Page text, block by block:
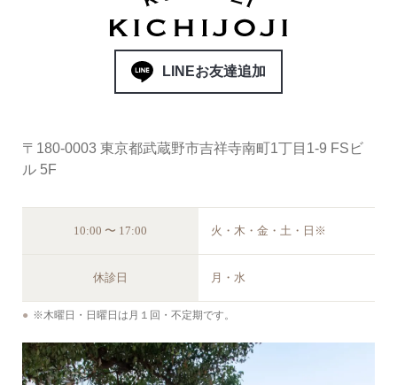
LINEお友達追加
〒180-0003 東京都武蔵野市吉祥寺南町1丁目1-9 FSビ
ル 5F
10:00 〜 17:00 火・木・金・土・日※
休診日 月・水
※木曜日・日曜日は月１回・不定期です。